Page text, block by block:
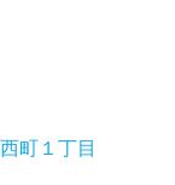
町１丁目